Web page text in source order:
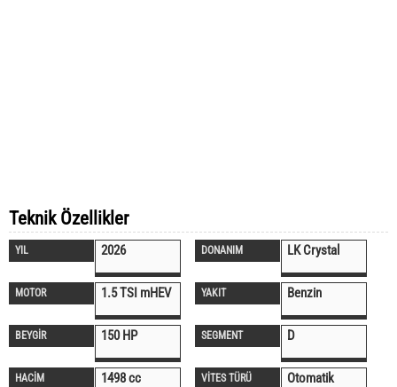
Teknik Özellikler
YIL 2026 DONANIM LK Crystal
MOTOR 1.5 TSI mHEV YAKIT Benzin
BEYGİR 150 HP SEGMENT D
HACİM 1498 cc VİTES TÜRÜ Otomatik